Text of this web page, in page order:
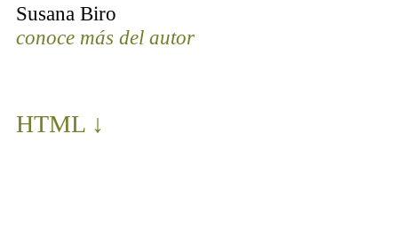
Susana Biro
conoce más del autor
HTML ↓